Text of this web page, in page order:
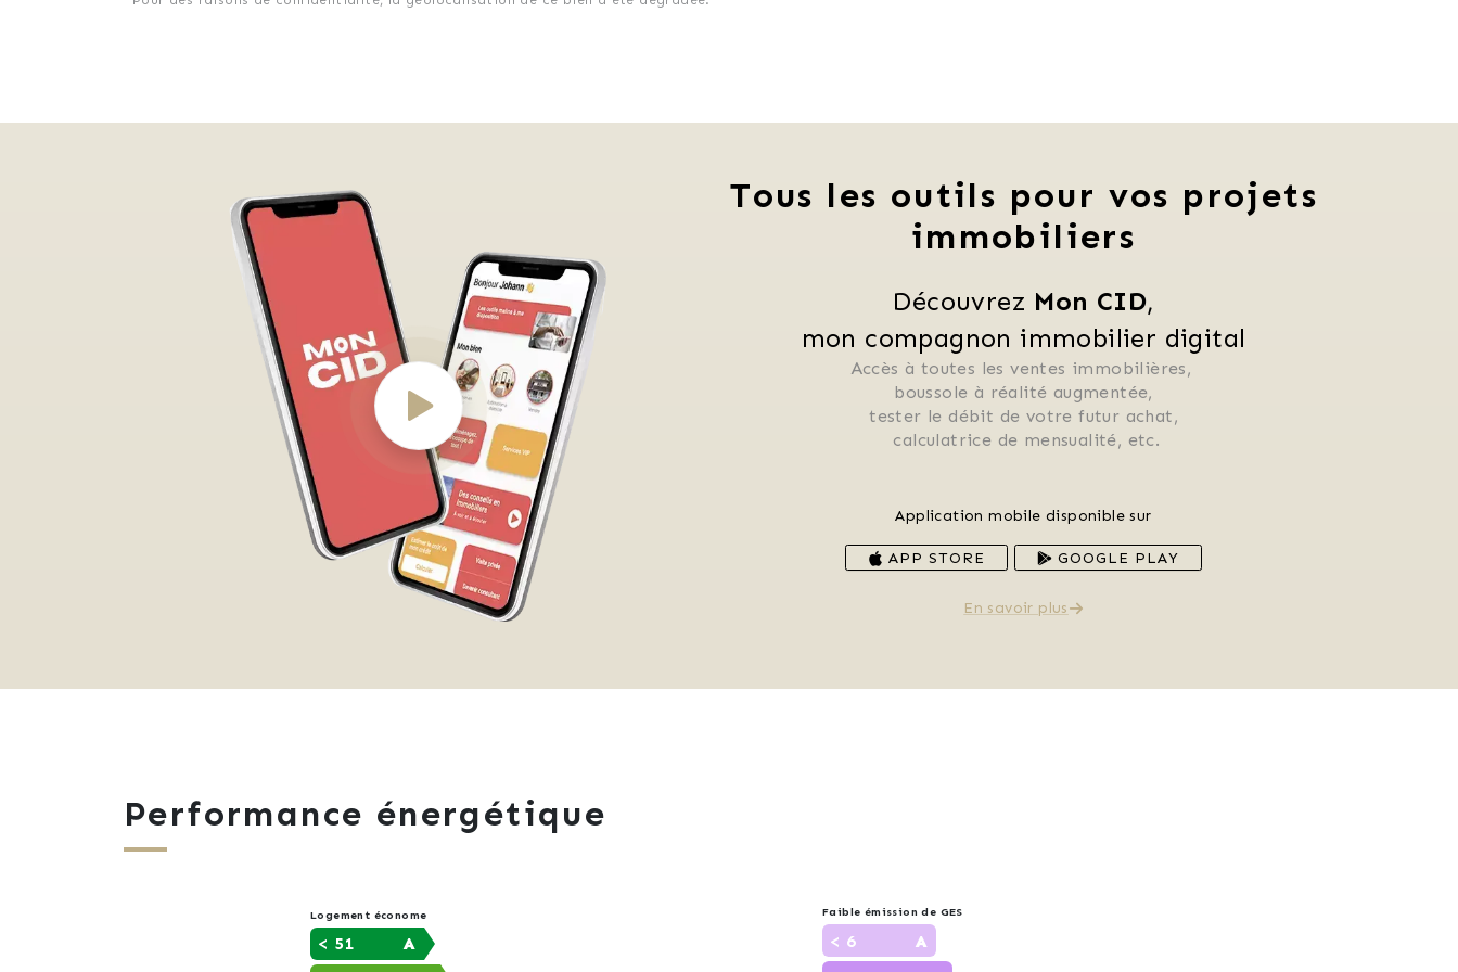
Tous les outils pour vos projets
immobiliers
Découvrez Mon CID,
mon compagnon immobilier digital
Accès à toutes les ventes immobilières,
boussole à réalité augmentée,
tester le débit de votre futur achat,
calculatrice de mensualité, etc.
Application mobile disponible sur
APP STORE GOOGLE PLAY
En savoir plus
Performance énergétique
Logement économe
A
< 51
Faible émission de GES
A
< 6